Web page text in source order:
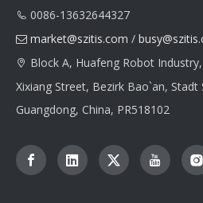
 0086-13632644327
 market@szitis.com /
 Block A, Huafeng Robot
Xixiang Street, Bezirk Bao`an, Stadt
Guangdong, China, PR518102